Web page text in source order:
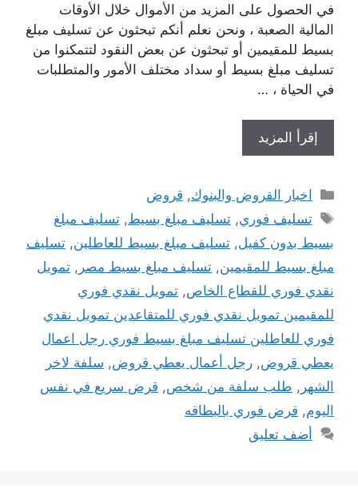
في الحصول على المزيد من الأموال خلال الأوقات
المالية الصعبة ، ونحن نعلم أنكم تبحثون عن تسليف مبلغ
بسيط للمقيمين أو تبحثون عن بعض النقود لتتمكنوا من
تسليف مبلغ بسيط أو سداد مختلف الأمور والمتطلبات
في الحياة ، …
إقرأ المزيد
التصنيفات
اخبار القروض والبنوك, قروض
الوسوم
تسليف فوري,تسليف مبلغ بسيط,تسليف مبلغ
بسيط بدون كفيل, تسليف مبلغ بسيط للعاطلين, تسليف
مبلغ بسيط للمقيمين, تسليف مبلغ بسيط مصر , تمويل
نقدي فوري للقطاع الخاص, تمويل نقدي فوري
للمقيمين تمويل نقدي فوري للمتقاعدين تمويل نقدي
فوري للعاطلين تسليف مبلغ بسيط فوري رجل اعمال
يعطي قروض, رجل أعمال يعطي قروض, سلفة لاخر
الشهر , طلب سلفة من شخص, قرض سريع في نفس
اليوم, قرض فوري بالبطاقه
أضف تعليق